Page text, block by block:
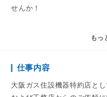
せんか！
「住み慣れた街で腰を据えて
お客様を訪問し、ガス機器設
もっ
仕事内容
大阪ガス住設機器特約店と